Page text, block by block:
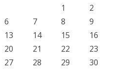
1
2
6 7 8
9
13 14 15
16
20 21 22
23
27 28 29
30